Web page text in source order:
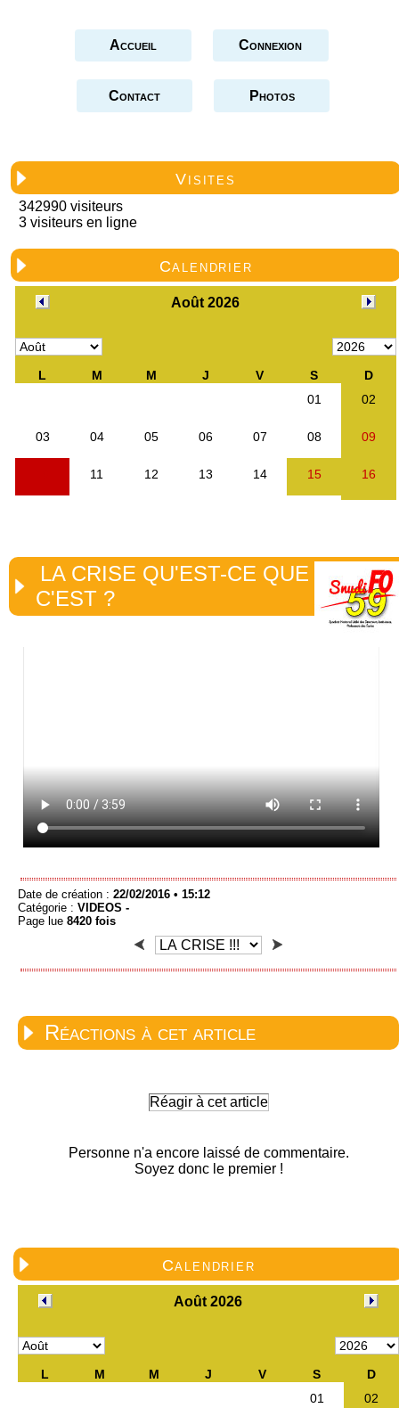
Accueil Connexion
Contact Photos
Visites
342990 visiteurs
3 visiteurs en ligne
Calendrier
LA CRISE QU'EST-CE QUE
C'EST ?
Date de création : 22/02/2016 • 15:12
Catégorie : VIDEOS -
Page lue 8420 fois
Réactions à cet article
Réagir à cet article
Personne n'a encore laissé de commentaire.
Soyez donc le premier !
Calendrier